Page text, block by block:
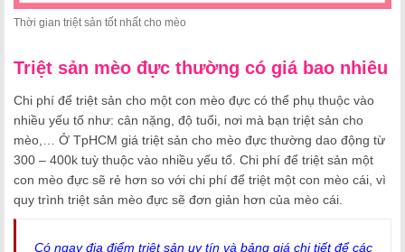
Thời gian triệt sản tốt nhất cho mèo
Triệt sản mèo đực thường có giá bao nhiêu
Chi phí để triệt sản cho một con mèo đực có thể phụ thuộc vào
nhiều yếu tố như: cân nặng, độ tuổi, nơi mà bạn triệt sản cho
mèo,… Ở TpHCM giá triệt sản cho mèo đực thường dao động từ
300 – 400k tuỳ thuộc vào nhiều yếu tố. Chi phí để triệt sản một
con mèo đực sẽ rẻ hơn so với chi phí để triệt một con mèo cái, vì
quy trình triệt sản mèo đực sẽ đơn giản hơn của mèo cái.
Có ngay địa điểm triệt sản uy tín và bảng giá chi tiết để các